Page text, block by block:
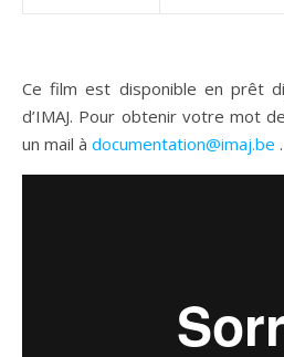
Ce film est disponible en prêt
d’IMAJ. Pour obtenir votre mot
un mail à documentation@imaj.be .